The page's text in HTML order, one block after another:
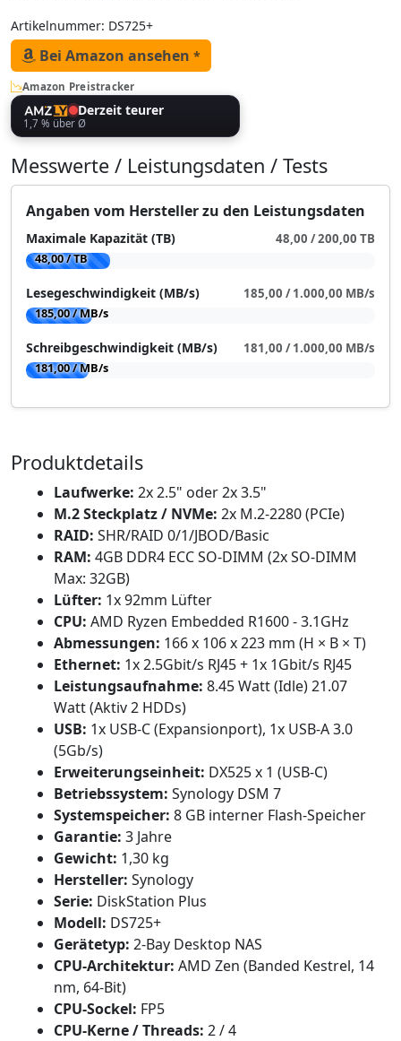
Artikelnummer: DS725+
Bei Amazon ansehen *
Amazon Preistracker
Derzeit teurer
1,7 % über Ø
Messwerte / Leistungsdaten / Tests
Angaben vom Hersteller zu den Leistungsdaten
Maximale Kapazität (TB)
48,00 / 200,00 TB
48,00 / TB
Lesegeschwindigkeit (MB/s)
185,00 / 1.000,00 MB/s
185,00 / MB/s
Schreibgeschwindigkeit (MB/s)
181,00 / 1.000,00 MB/s
181,00 / MB/s
Produktdetails
Laufwerke: 2x 2.5" oder 2x 3.5"
M.2 Steckplatz / NVMe: 2x M.2-2280 (PCIe)
RAID: SHR/RAID 0/1/JBOD/Basic
RAM: 4GB DDR4 ECC SO-DIMM (2x SO-DIMM
Max: 32GB)
Lüfter: 1x 92mm Lüfter
CPU: AMD Ryzen Embedded R1600 - 3.1GHz
Abmessungen: 166 x 106 x 223 mm (H × B × T)
Ethernet: 1x 2.5Gbit/s RJ45 + 1x 1Gbit/s RJ45
Leistungsaufnahme: 8.45 Watt (Idle) 21.07
Watt (Aktiv 2 HDDs)
USB: 1x USB-C (Expansionport), 1x USB-A 3.0
(5Gb/​s)
Erweiterungseinheit: DX525 x 1 (USB-C)
Betriebssystem: Synology DSM 7
Systemspeicher: 8 GB interner Flash-Speicher
Garantie: 3 Jahre
Gewicht: 1,30 kg
Hersteller: Synology
Serie: DiskStation Plus
Modell: DS725+
Gerätetyp: 2-Bay Desktop NAS
CPU-Architektur: AMD Zen (Banded Kestrel, 14
nm, 64-Bit)
CPU-Sockel: FP5
CPU-Kerne / Threads: 2 / 4